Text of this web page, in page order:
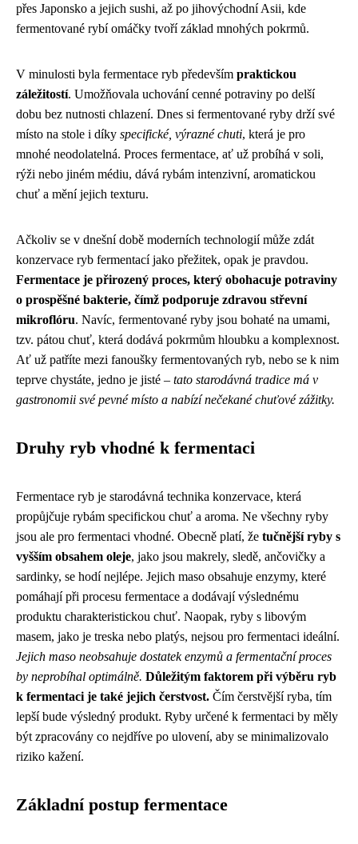
přes Japonsko a jejich sushi, až po jihovýchodní Asii, kde
fermentované rybí omáčky tvoří základ mnohých pokrmů.
V minulosti byla fermentace ryb především praktickou
záležitostí. Umožňovala uchování cenné potraviny po delší
dobu bez nutnosti chlazení. Dnes si fermentované ryby drží své
místo na stole i díky specifické, výrazné chuti, která je pro
mnohé neodolatelná. Proces fermentace, ať už probíhá v soli,
rýži nebo jiném médiu, dává rybám intenzivní, aromatickou
chuť a mění jejich texturu.
Ačkoliv se v dnešní době moderních technologií může zdát
konzervace ryb fermentací jako přežitek, opak je pravdou.
Fermentace je přirozený proces, který obohacuje potraviny
o prospěšné bakterie, čímž podporuje zdravou střevní
mikroflóru. Navíc, fermentované ryby jsou bohaté na umami,
tzv. pátou chuť, která dodává pokrmům hloubku a komplexnost.
Ať už patříte mezi fanoušky fermentovaných ryb, nebo se k nim
teprve chystáte, jedno je jisté – tato starodávná tradice má v
gastronomii své pevné místo a nabízí nečekané chuťové zážitky.
Druhy ryb vhodné k fermentaci
Fermentace ryb je starodávná technika konzervace, která
propůjčuje rybám specifickou chuť a aroma. Ne všechny ryby
jsou ale pro fermentaci vhodné. Obecně platí, že tučnější ryby s
vyšším obsahem oleje, jako jsou makrely, sledě, ančovičky a
sardinky, se hodí nejlépe. Jejich maso obsahuje enzymy, které
pomáhají při procesu fermentace a dodávají výslednému
produktu charakteristickou chuť. Naopak, ryby s libovým
masem, jako je treska nebo platýs, nejsou pro fermentaci ideální.
Jejich maso neobsahuje dostatek enzymů a fermentační proces
by neprobíhal optimálně. Důležitým faktorem při výběru ryb
k fermentaci je také jejich čerstvost. Čím čerstvější ryba, tím
lepší bude výsledný produkt. Ryby určené k fermentaci by měly
být zpracovány co nejdříve po ulovení, aby se minimalizovalo
riziko kažení.
Základní postup fermentace